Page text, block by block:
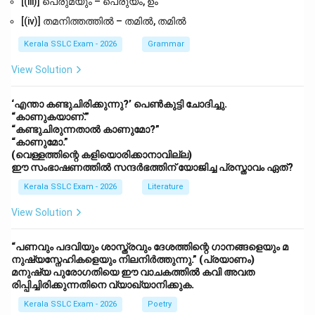
(7, 6).
[(iv)] തമനിത്തത്തിൽ – തമിൽ, തമിൽ
Kerala SSLC Exam - 2026 Grammar
View Solution
‘എന്താ കണ്ടുചിരിക്കുന്നു?’ പെൺകുട്ടി ചോദിച്ചു.
“കാണുകയാണ്.”
“കണ്ടുചിരുന്നതാൽ കാണുമോ?”
“കാണുമോ.”
(വെള്ളത്തിന്റെ കളിയൊരിക്കാനാവില്ല)
ഈ സംഭാഷണത്തിൽ സന്ദർഭത്തിന് യോജിച്ച പ്രസ്താവം ഏത്?
Kerala SSLC Exam - 2026 Literature
View Solution
“പണവും പദവിയും ശാസ്ത്രവും ദേശത്തിന്റെ ഗാനങ്ങളെയും മ
നുഷ്യസ്നേഹികളെയും നിലനിർത്തുന്നു.” (പ്രയാണം)
മനുഷ്യ പുരോഗതിയെ ഈ വാചകത്തിൽ കവി അവത
രിപ്പിച്ചിരിക്കുന്നതിനെ വ്യാഖ്യാനിക്കുക.
Kerala SSLC Exam - 2026 Poetry